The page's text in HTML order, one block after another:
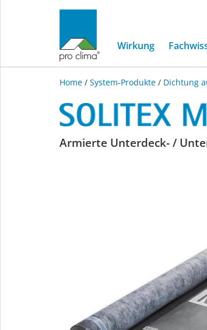
Wirkung
Home / System-Produkte / Dichtung
SOLITEX
Armierte Unterdeck- /